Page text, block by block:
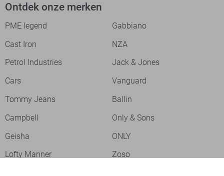
Ontdek onze merken
PME legend
Gabbiano
Cast Iron
NZA
Petrol Industries
Jack & Jones
Cars
Vanguard
Tommy Jeans
Ballin
Campbell
Only & Sons
Geisha
ONLY
Lofty Manner
Zoso